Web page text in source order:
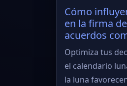
Cómo
en la firma
acuerdos
Optimiza tus
el calendario
la luna